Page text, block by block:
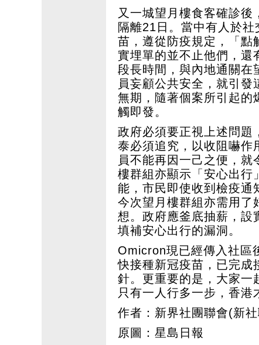
又一城望月樓食客確診
隔離21日。當中有人於
苗，遵從防疫規定，「點
實埋單的並不止他們，還
段長時間，與內地通關在
員妄顧公共安全，就引
無期，隨著個案所引起的
觸即發。
政府必須要正視上述問題
泰必須追究，以收阻嚇作
員不能再因一己之便，就
樓群組亦顯示「安心出行
能，市民即使收到檢疫通
今次望月樓群組亦需用了
想。政府應釜底抽薪，設
填補安心出行的漏洞。
Omicron現已經傳入社區
快接種新冠疫苗，已完成
針。更重要的是，大家一
只有一人行多一步，香港
作者：新界社團聯會(新
原圖：星島日報